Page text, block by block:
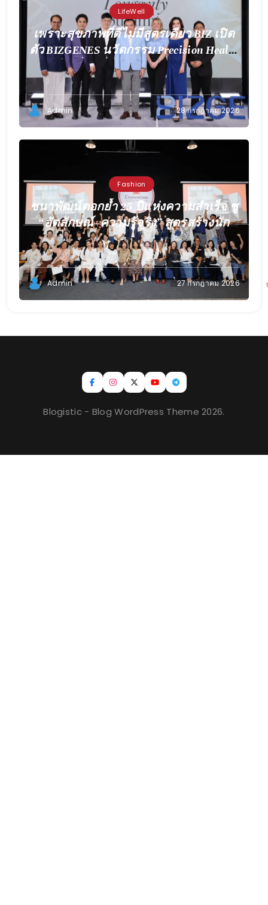
LifeWell
เพราะสุขภาพที่ดีไม่มีสูตรเดียว BIZ เปิด
ตัว BIZGENES นวัตกรรม Precision Health
เพื่อการดูแลเฉพาะบุคคล
Admin 28 กรกฎาคม 2026
Fashion
ชนาพัฒน์ตอกย้ำ 25 ปีแห่งความสำเร็จ ชู
“อัตลักษณ์–ความรู้จริง” สูตรสร้างนัก
ออกแบบให้โดดเด่นในยุค AI
Admin 27 กรกฎาคม 2026
Blogistic - Blog WordPress Theme 2026.